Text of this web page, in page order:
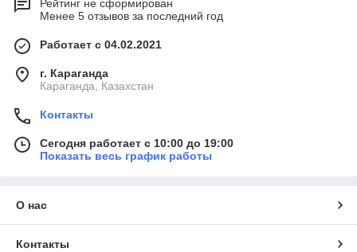
Рейтинг не сформирован
Менее 5 отзывов за последний год
Работает с 04.02.2021
г. Караганда
Караганда, Казахстан
Контакты
Сегодня работает с 10:00 до 19:00
Показать весь график работы
О нас
Контакты